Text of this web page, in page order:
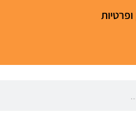
ופרטיות